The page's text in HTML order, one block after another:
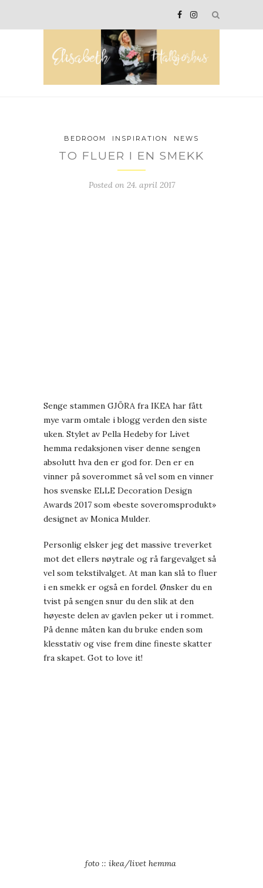
BEDROOM INSPIRATION NEWS
TO FLUER I EN SMEKK
Posted on 24. april 2017
Senge stammen GJÖRA fra IKEA har fått
mye varm omtale i blogg verden den siste
uken. Stylet av Pella Hedeby for Livet
hemma redaksjonen viser denne sengen
absolutt hva den er god for. Den er en
vinner på soverommet så vel som en vinner
hos svenske ELLE Decoration Design
Awards 2017 som «beste soveromsprodukt»
designet av Monica Mulder.
Personlig elsker jeg det massive treverket
mot det ellers nøytrale og rå fargevalget så
vel som tekstilvalget. At man kan slå to fluer
i en smekk er også en fordel. Ønsker du en
tvist på sengen snur du den slik at den
høyeste delen av gavlen peker ut i rommet.
På denne måten kan du bruke enden som
klesstativ og vise frem dine fineste skatter
fra skapet. Got to love it!
foto :: ikea/livet hemma